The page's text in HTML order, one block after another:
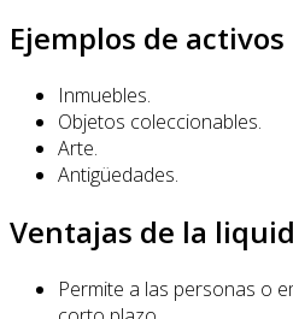
Ejemplos de
Inmuebles.
Objetos coleccionables.
Arte.
Antigüedades.
Ventajas de la
Permite a las personas o